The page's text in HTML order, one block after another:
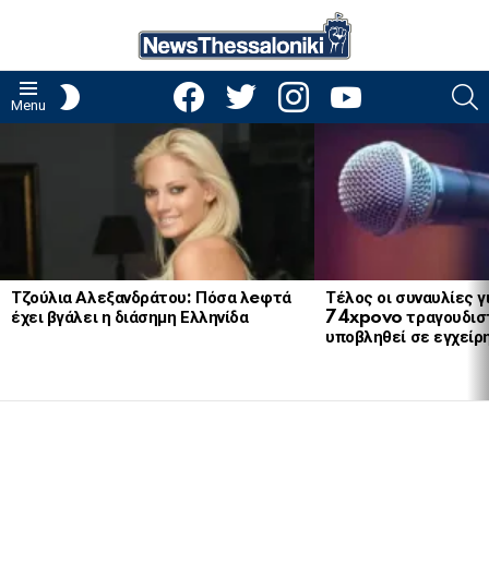
Menu
facebooktwitter instagramyoutube
Τζούλια Αλεξανδράτου: Πόσα λeφτά
έχει βγάλει η διάσημη Ελληνίδα
Τέλος οι συναυλίες
74xpovo
υποβληθεί σε